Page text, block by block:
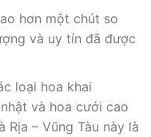
hơn một chút so
và uy tín đã được
loại hoa khai
và hoa cưới cao
Rịa – Vũng Tàu này là